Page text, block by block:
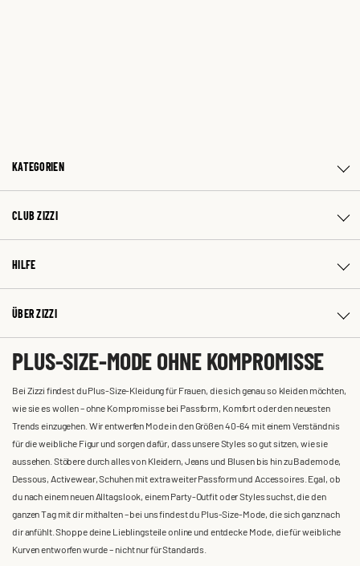
KATEGORIEN
CLUB ZIZZI
HILFE
ÜBER ZIZZI
PLUS-SIZE-MODE OHNE KOMPROMISSE
Bei Zizzi findest du Plus-Size-Kleidung für Frauen, die sich genau so kleiden möchten,
wie sie es wollen – ohne Kompromisse bei Passform, Komfort oder den neuesten
Trends einzugehen. Wir entwerfen Mode in den Größen 40-64 mit einem Verständnis
für die weibliche Figur und sorgen dafür, dass unsere Styles so gut sitzen, wie sie
aussehen. Stöbere durch alles von Kleidern, Jeans und Blusen bis hin zu Bademode,
Dessous, Activewear, Schuhen mit extra weiter Passform und Accessoires. Egal, ob
du nach einem neuen Alltagslook, einem Party-Outfit oder Styles suchst, die den
ganzen Tag mit dir mithalten – bei uns findest du Plus-Size-Mode, die sich ganz nach
dir anfühlt. Shoppe deine Lieblingsteile online und entdecke Mode, die für weibliche
Kurven entworfen wurde – nicht nur für Standards.